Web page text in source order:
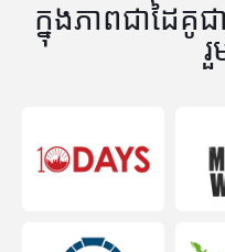
ក្នុងភាពជាដៃគូ
រួ